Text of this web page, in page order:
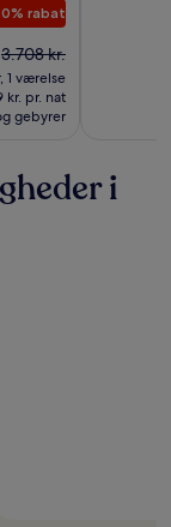
rabat
Prisen
var
3.708 kr.,
se
om
standardprisen
3.708 kr.
1 værelse
kr. pr. nat
gebyrer
i